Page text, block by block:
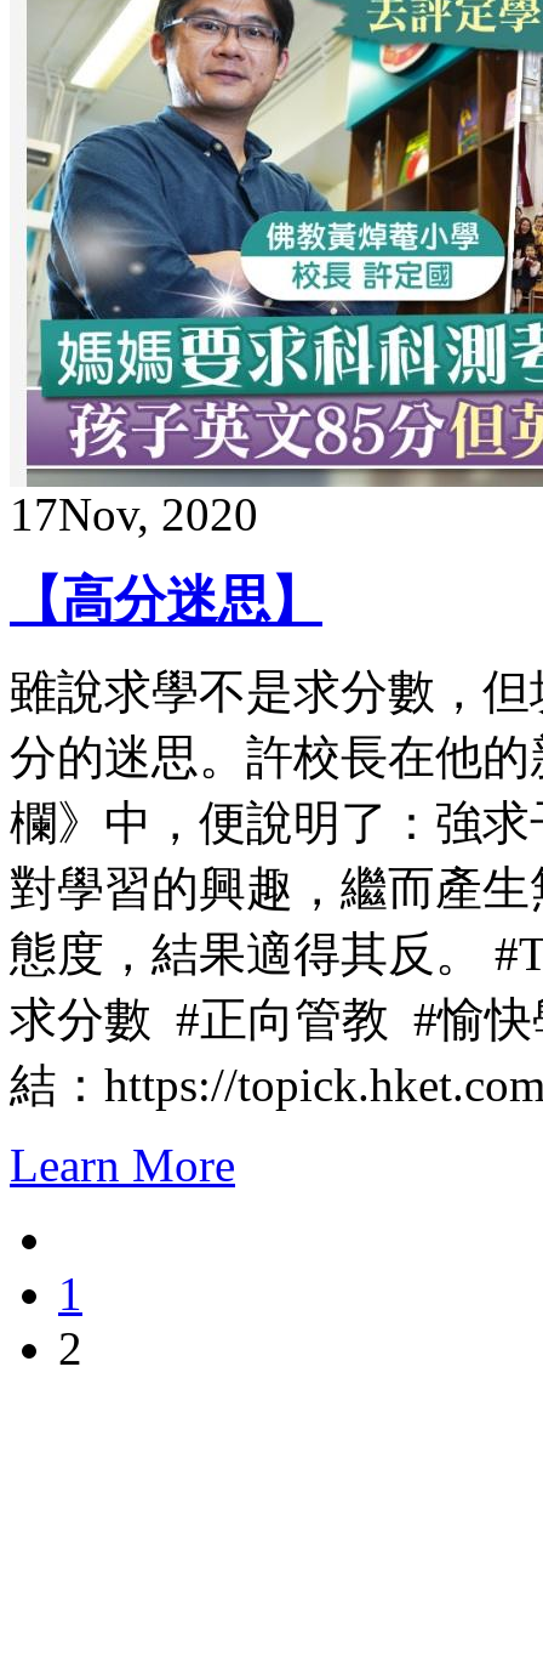
17Nov, 2020
【高分迷思】
雖說求學不是求分數，
分的迷思。許校長在他
欄》中，便說明了：強
對學習的興趣，繼而產
態度，結果適得其反。
求分數 #正向管教 #愉
結：https://
Learn More
1
2